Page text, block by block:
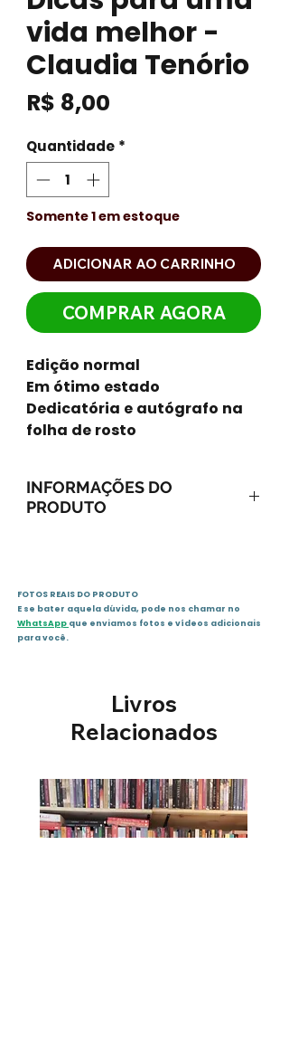
vida melhor -
Claudia Tenório
R$ 8,00
Quantidade *
Somente 1 em estoque
ADICIONAR AO CARRINHO
COMPRAR AGORA
Edição normal
Em ótimo estado
Dedicatória e autógrafo na
folha de rosto
INFORMAÇÕES DO
PRODUTO
FOTOS REAIS DO PRODUTO
E se bater aquela dúvida, pode nos chamar no
WhatsApp que enviamos fotos e vídeos adicionais
para você.
Livros
Relacionados